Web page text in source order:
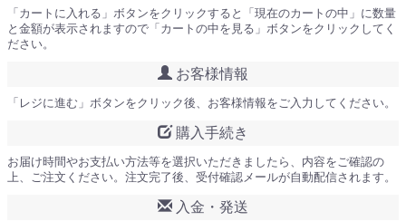
「カートに入れる」ボタンをクリックすると「現在のカートの中」に数量
と金額が表示されますので「カートの中を見る」ボタンをクリックしてく
ださい。
お客様情報
「レジに進む」ボタンをクリック後、お客様情報をご入力してください。
購入手続き
お届け時間やお支払い方法等を選択いただきましたら、内容をご確認の
上、ご注文ください。注文完了後、受付確認メールが自動配信されます。
入金・発送